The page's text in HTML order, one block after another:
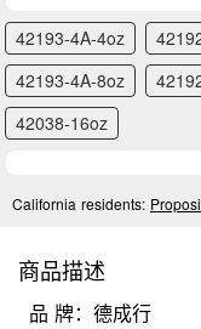
42193-4A-4oz
42193-4A-8oz
42038-16oz
California residents:
商品描述
品 牌：德成行